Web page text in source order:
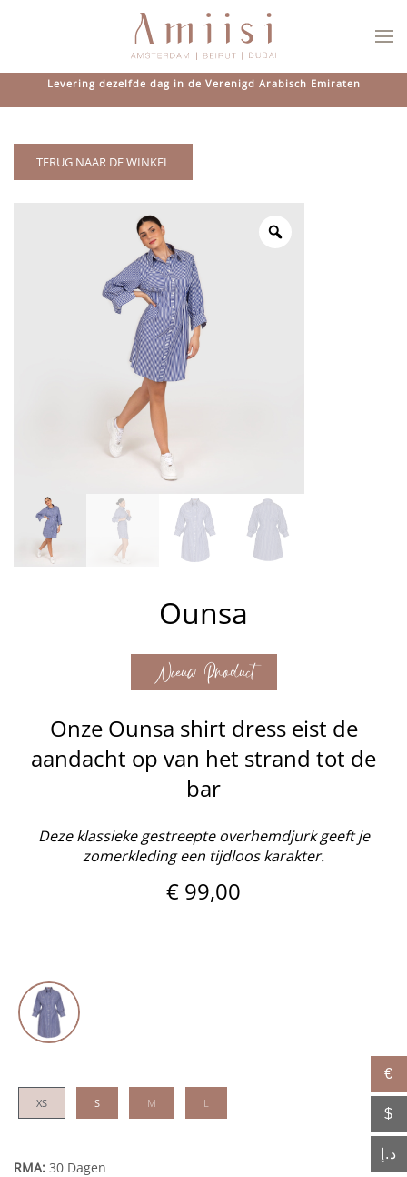
Overslaan en naar de inhoud gaan
Levering dezelfde dag in de Verenigd Arabisch Emiraten
TERUG NAAR DE WINKEL
Ounsa
Nieuw Product
Onze Ounsa shirt dress eist de
aandacht op van het strand tot de
bar
Deze klassieke gestreepte overhemdjurk geeft je
zomerkleding een tijdloos karakter.
€ 99,00
XS S M L
RMA: 30 Dagen
€
$
د.إ